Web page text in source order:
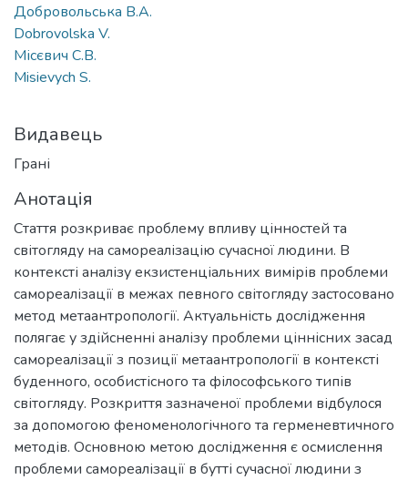
Добровольська В.А.
Dobrovolska V.
Місєвич С.В.
Misievych S.
Видавець
Грані
Анотація
Стаття розкриває проблему впливу цінностей та
світогляду на самореалізацію сучасної людини. В
контексті аналізу екзистенціальних вимірів проблеми
самореалізації в межах певного світогляду застосовано
метод метаантропології. Актуальність дослідження
полягає у здійсненні аналізу проблеми ціннісних засад
самореалізації з позиції метаантропології в контексті
буденного, особистісного та філософського типів
світогляду. Розкриття зазначеної проблеми відбулося
за допомогою феноменологічного та герменевтичного
методів. Основною метою дослідження є осмислення
проблеми самореалізації в бутті сучасної людини з